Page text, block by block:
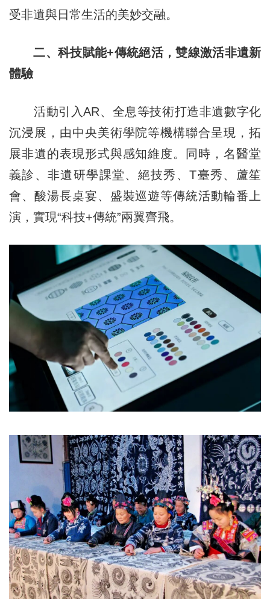
受非遺與日常生活的美妙交融。
二、科技賦能+傳統絕活，雙線激活非遺新
體驗
活動引入AR、全息等技術打造非遺數字化
沉浸展，由中央美術學院等機構聯合呈現，拓
展非遺的表現形式與感知維度。同時，名醫堂
義診、非遺研學課堂、絕技秀、T臺秀、蘆笙
會、酸湯長桌宴、盛裝巡遊等傳統活動輪番上
演，實現“科技+傳統”兩翼齊飛。